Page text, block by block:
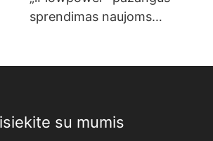
sprendimas naujoms
su mumis